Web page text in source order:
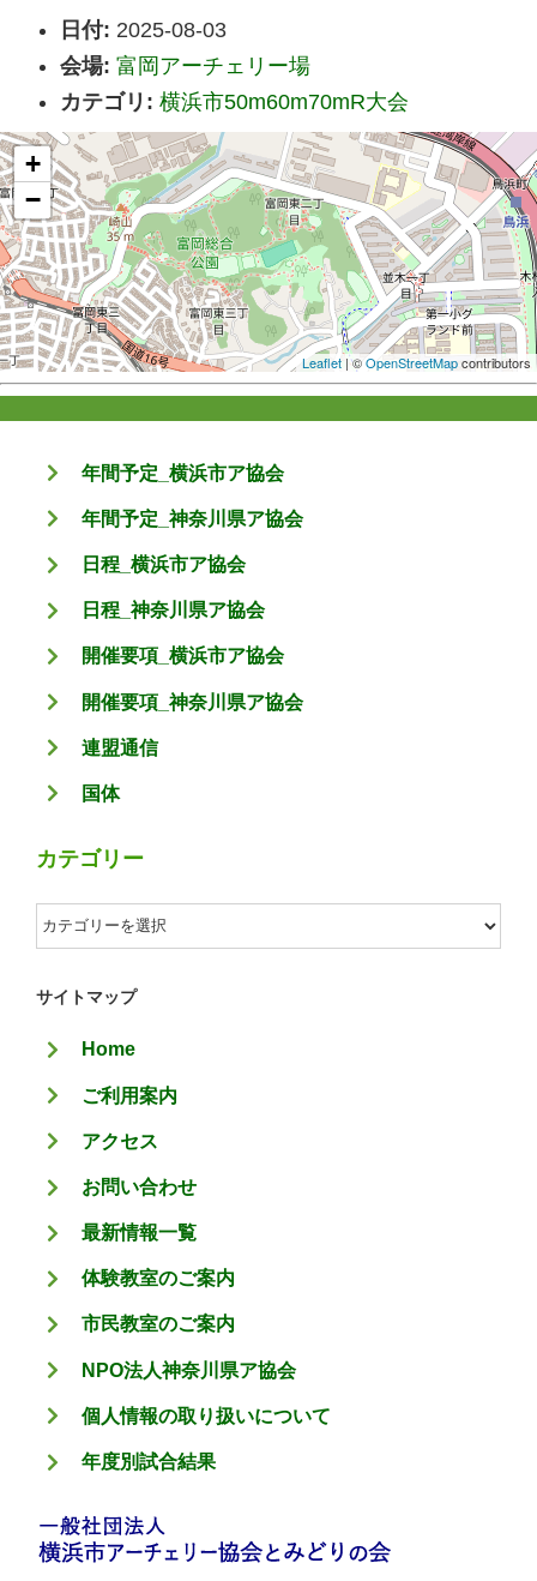
日付: 2025-08-03
会場: 富岡アーチェリー場
カテゴリ: 横浜市50m60m70mR大会
+
−
Leaflet | ©OpenStreetMapcontributors
年間予定_横浜市ア協会
年間予定_神奈川県ア協会
日程_横浜市ア協会
日程_神奈川県ア協会
開催要項_横浜市ア協会
開催要項_神奈川県ア協会
連盟通信
国体
カテゴリー
カ
テ
ゴ
ー
サイトマップ
Home
ご利用案内
アクセス
お問い合わせ
最新情報一覧
体験教室のご案内
市民教室のご案内
NPO法人神奈川県ア協会
個人情報の取り扱いについて
年度別試合結果